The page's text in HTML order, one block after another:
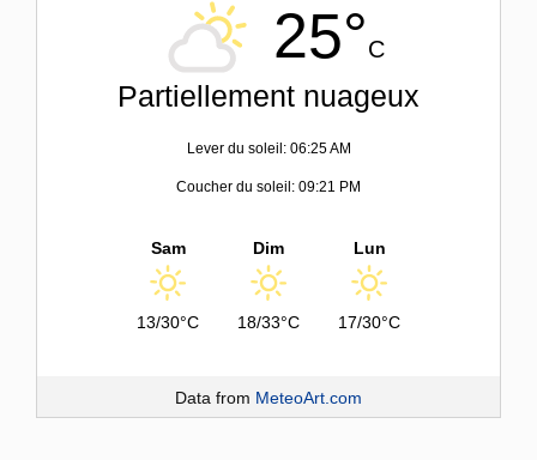
25°C
Partiellement nuageux
Lever du soleil: 06:25 AM
Coucher du soleil: 09:21 PM
Sam
13/30°C
Dim
18/33°C
Lun
17/30°C
Data from MeteoArt.com